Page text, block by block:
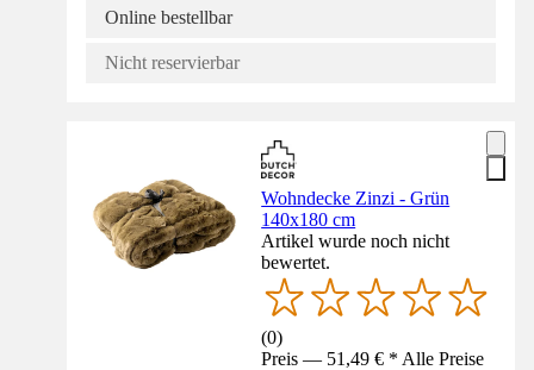
Online bestellbar
Nicht reservierbar
Wohndecke Zinzi - Grün
140x180 cm
Artikel wurde noch nicht
bewertet.
(0)
Preis — 51,49 € * Alle Preise